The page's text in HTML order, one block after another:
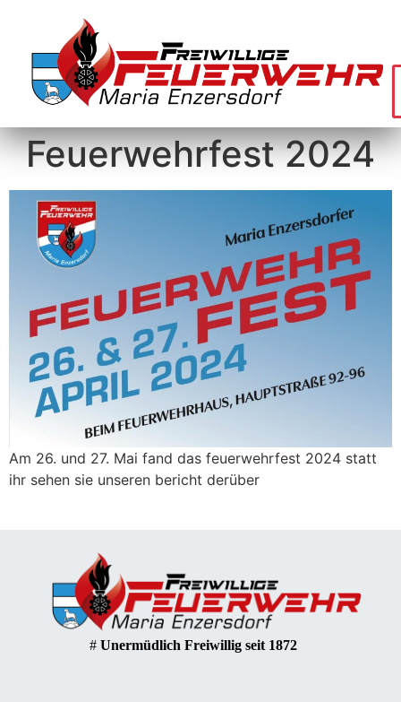
Feuerwehrfest 2024
Am 26. und 27. Mai fand das feuerwehrfest 2024 statt
ihr sehen sie unseren bericht derüber
# Unermüdlich Freiwillig seit 1872